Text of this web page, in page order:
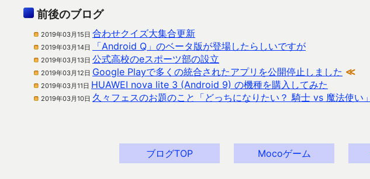
前後のブログ
2019年03月15日 合わせクイズ大集合更新
2019年03月14日 「Android Q」のベータ版が登場したらしいですが
2019年03月13日 公式高校のeスポーツ部の設立
2019年03月12日 Google Playで多くの統合されたアプリを公開停止しました ≪
2019年03月11日 HUAWEI nova lite 3 (Android 9) の機種を購入してみた
2019年03月10日 久々フェスのお題のこと「どっちになりたい？ 騎士 vs 魔法使い」
ブログTOP Mocoゲーム